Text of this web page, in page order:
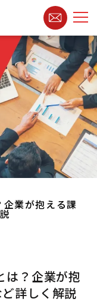
業が抱える課
は？企業が抱
詳しく解説